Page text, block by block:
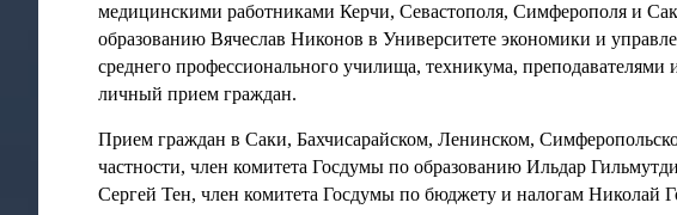
медицинскими работниками Керчи, Севастополя, Симферополя и
образованию Вячеслав Никонов в Университете экономики и
среднего профессионального училища, техникума, преподавателями
личный прием граждан.
Прием граждан в Саки, Бахчисарайском, Ленинском,
частности, член комитета Госдумы по образованию Ильдар
Сергей Тен, член комитета Госдумы по бюджету и налогам Николай